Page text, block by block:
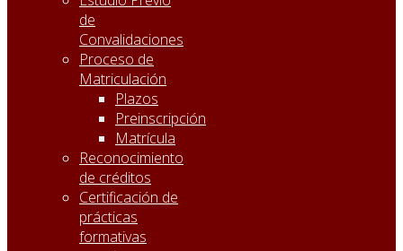
de
Convalidaciones
Proceso de
Matriculación
Plazos
Preinscripción
Matrícula
Reconocimiento
de créditos
Certificación de
prácticas
formativas